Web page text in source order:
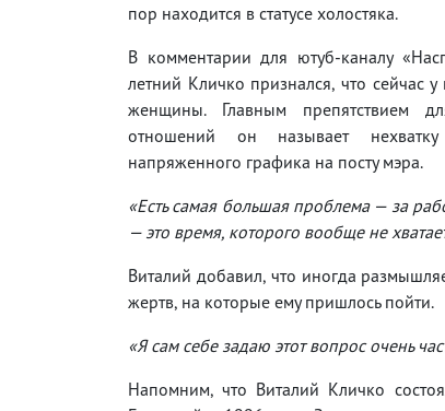
пор находится в статусе холостяка.
В комментарии для ютуб-каналу
летний Кличко признался, что сейчас
женщины. Главным препятствием
отношений он называет
напряженного графика на посту мэра.
«Есть самая большая проблема — за
— это время, которого вообще не
Виталий добавил, что иногда
жертв, на которые ему пришлось пойти.
«Я сам себе задаю этот вопрос очень
Напомним, что Виталий Кличко